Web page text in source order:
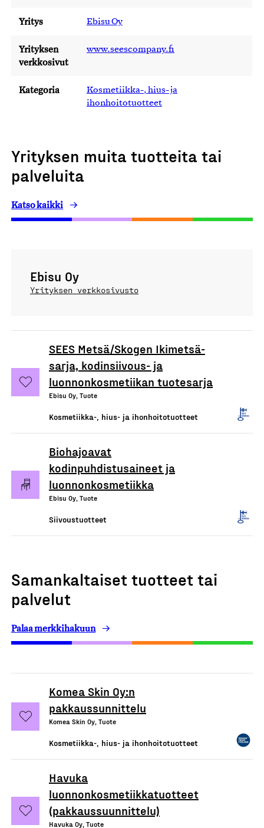
Yritys Ebisu Oy
Yrityksen
verkkosivut
www.seescompany.fi
Kategoria
Kosmetiikka-, hius- ja
ihonhoitotuotteet
Yrityksen muita tuotteita tai
palveluita
Katso kaikki
Ebisu Oy
Yrityksen verkkosivusto
SEES Metsä/Skogen Ikimetsä-
sarja, kodinsiivous- ja
luonnonkosmetiikan tuotesarja
Ebisu Oy, Tuote
Kosmetiikka-, hius- ja ihonhoitotuotteet
Biohajoavat
kodinpuhdistusaineet ja
luonnonkosmetiikka
Ebisu Oy, Tuote
Siivoustuotteet
Samankaltaiset tuotteet tai
palvelut
Palaa merkkihakuun
Komea Skin Oy:n
pakkaussunnittelu
Komea Skin Oy, Tuote
Kosmetiikka-, hius- ja ihonhoitotuotteet
Havuka
luonnonkosmetiikkatuotteet
(pakkaussuunnittelu)
Havuka Oy, Tuote